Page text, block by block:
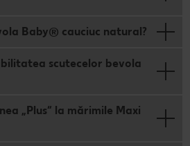
Baby® cauciuc natural?
scutecelor bevola
„Plus“ la mărimile Maxi